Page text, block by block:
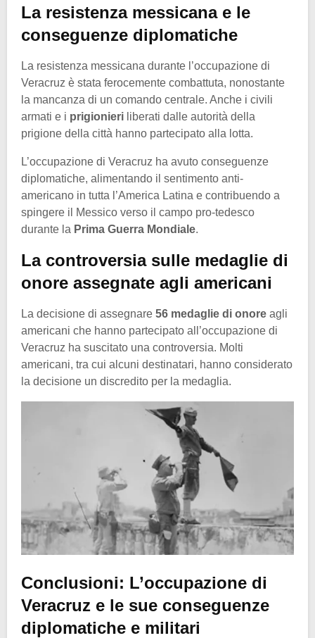
La resistenza messicana e le
conseguenze diplomatiche
La resistenza messicana durante l’occupazione di
Veracruz è stata ferocemente combattuta, nonostante
la mancanza di un comando centrale. Anche i civili
armati e i prigionieri liberati dalle autorità della
prigione della città hanno partecipato alla lotta.
L’occupazione di Veracruz ha avuto conseguenze
diplomatiche, alimentando il sentimento anti-
americano in tutta l’America Latina e contribuendo a
spingere il Messico verso il campo pro-tedesco
durante la Prima Guerra Mondiale.
La controversia sulle medaglie di
onore assegnate agli americani
La decisione di assegnare 56 medaglie di onore agli
americani che hanno partecipato all’occupazione di
Veracruz ha suscitato una controversia. Molti
americani, tra cui alcuni destinatari, hanno considerato
la decisione un discredito per la medaglia.
Conclusioni: L’occupazione di
Veracruz e le sue conseguenze
diplomatiche e militari